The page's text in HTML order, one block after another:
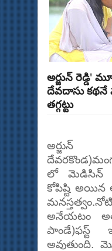
అర్జున్ రెడ్డి'
దేవదాసు
తగ్గట్టు
లో మెడిసిన్
కోపిష్టి అయిన
అనేయటం
అవుతుంది.